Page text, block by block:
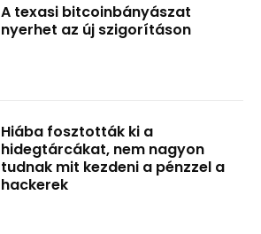
A texasi bitcoinbányászat
nyerhet az új szigorításon
Hiába fosztották ki a
hidegtárcákat, nem nagyon
tudnak mit kezdeni a pénzzel a
hackerek